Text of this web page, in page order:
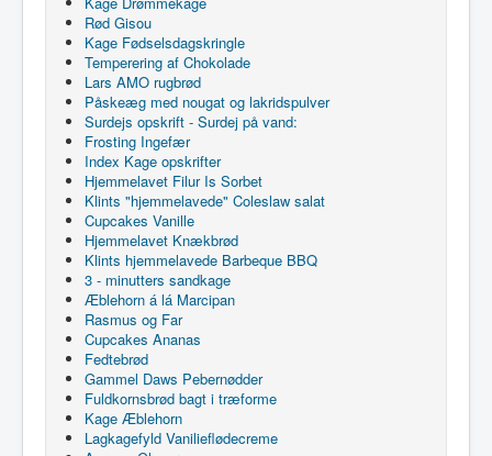
Rød Gisou
Kage Fødselsdagskringle
Temperering af Chokolade
Lars AMO rugbrød
Påskeæg med nougat og lakridspulver
Surdejs opskrift - Surdej på vand:
Frosting Ingefær
Index Kage opskrifter
Hjemmelavet Filur Is Sorbet
Klints "hjemmelavede" Coleslaw salat
Cupcakes Vanille
Hjemmelavet Knækbrød
Klints hjemmelavede Barbeque BBQ
3 - minutters sandkage
Æblehorn á lá Marcipan
Rasmus og Far
Cupcakes Ananas
Fedtebrød
Gammel Daws Pebernødder
Fuldkornsbrød bagt i træforme
Kage Æblehorn
Lagkagefyld Vanilieflødecreme